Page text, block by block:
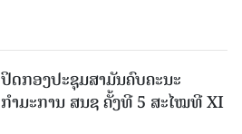
ປິດກອງປະຊຸມສາມັນຄົບຄະນະ
ກຳມະການ ສນຊ ຄັ້ງທີ 5 ສະໄໝທີ XI